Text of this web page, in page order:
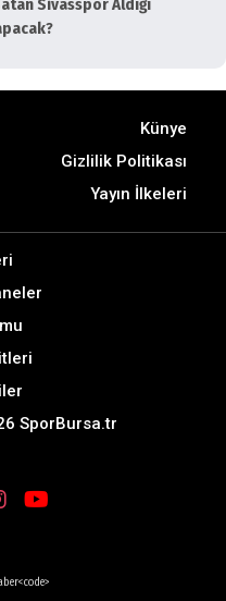
Sivasspor Aldığı
Künye
Gizlilik Politikası
Yayın İlkeleri
SporBursa.tr